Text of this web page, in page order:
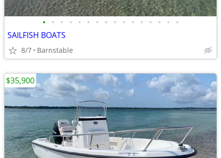
• • • • • • • • • • • • • • • •
SAILFISH BOATS
8/7 Barnstable
$35,900